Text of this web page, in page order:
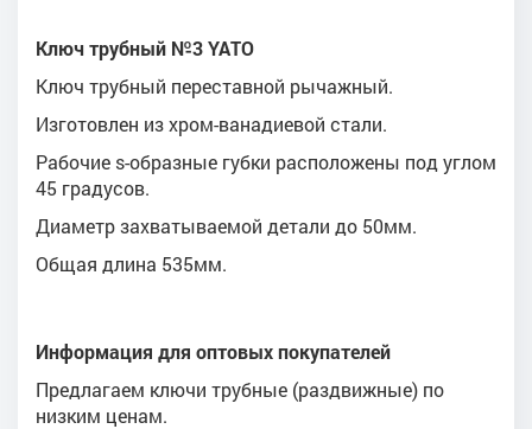
Ключ трубный №3 YATO
Ключ трубный переставной рычажный.
Изготовлен из хром-ванадиевой стали.
Рабочие s-образные губки расположены под углом
45 градусов.
Диаметр захватываемой детали до 50мм.
Общая длина 535мм.
Информация для оптовых покупателей
Предлагаем ключи трубные (раздвижные) по
низким ценам.